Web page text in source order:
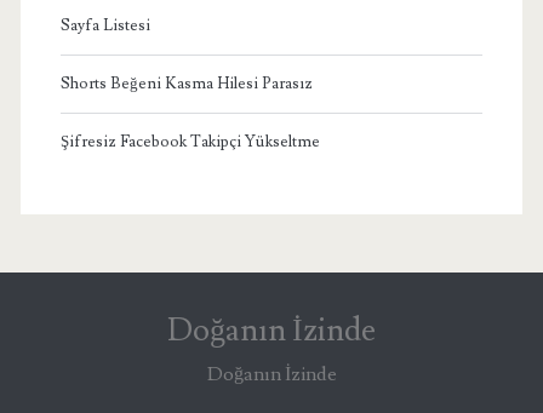
Sayfa Listesi
Shorts Beğeni Kasma Hilesi Parasız
Şifresiz Facebook Takipçi Yükseltme
Doğanın İzinde
Doğanın İzinde